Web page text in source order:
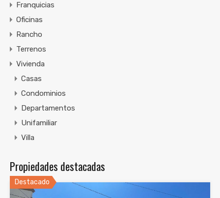
Franquicias
Oficinas
Rancho
Terrenos
Vivienda
Casas
Condominios
Departamentos
Unifamiliar
Villa
Propiedades destacadas
Destacado